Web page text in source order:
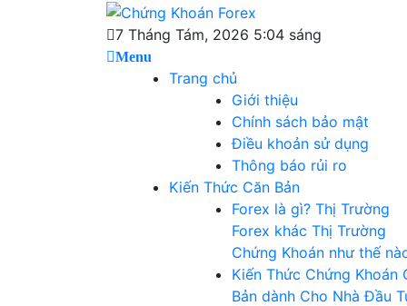
Chứng Khoán
Forex
Blog chia sẻ về Chứng Khoán và Forex
7 Tháng Tám, 2026 5:04 sáng
Menu
Trang chủ
Giới thiệu
Chính sách bảo mật
Điều khoản sử dụng
Thông báo rủi ro
Kiến Thức Căn Bản
Forex là gì? Thị Trường
Forex khác Thị Trường
Chứng Khoán như thế
Kiến Thức Chứng Khoán
Bản dành Cho Nhà Đầu